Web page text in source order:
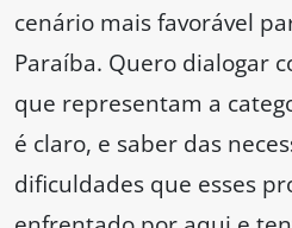
cenário mais favorável
Paraíba. Quero dialogar
que representam a
é claro, e saber das
dificuldades que esses